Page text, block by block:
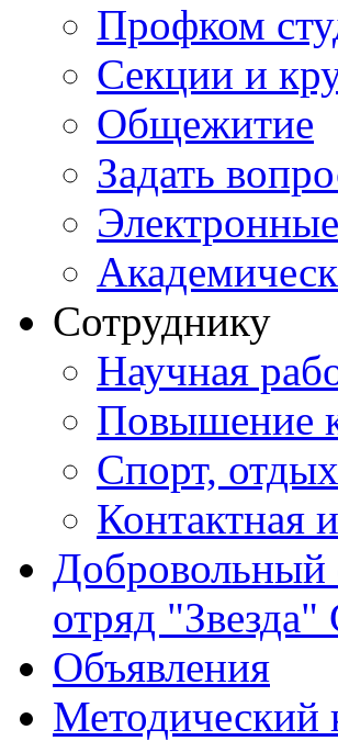
Профком
Секции и
Общежитие
Задать
Сотруднику
Научная
Повышение
Спорт, отдых
Контактная
Добровольный
отряд
Объявления
Методический